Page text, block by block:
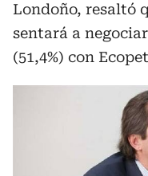
Londoño, resaltó
sentará a
(51,4%) con